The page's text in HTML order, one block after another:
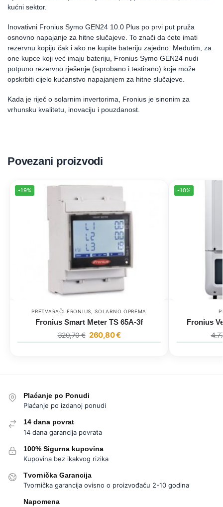
kućni sektor.
Inovativni Fronius Symo GEN24 10.0 Plus po prvi put pruža
osnovno napajanje za hitne slučajeve. To znači da ćete imati
rezervnu kopiju čak i ako ne kupite bateriju zajedno. Međutim, za
one kupce koji već imaju bateriju, Fronius Symo GEN24 nudi
potpuno rezervno rješenje (isprobano i testirano) koje može
opskrbiti cijelo kućanstvo napajanjem za hitne slučajeve.
Kada je riječ o solarnim invertorima, Fronius je sinonim za
vrhunsku kvalitetu, inovaciju i pouzdanost.
Povezani proizvodi
-19%
PRETVARAČI FRONIUS ,SOLARNO OPREMA
Fronius Smart Meter TS 65A-3f
320,70€ 260,80€
-10%
Fronius
Plaćanje po Ponudi
Plaćanje po izdanoj ponudi
14 dana povrat
14 dana garancija povrata
100% Sigurna kupovina
Kupovina bez ikakvog rizika
Tvornička Garancija
Tvornička garancija ovisno o proizvođaču 2-10 godina
Napomena